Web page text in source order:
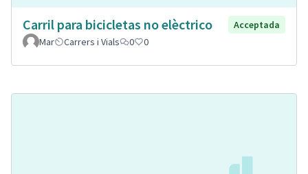
Carril para bicicletas no elèctrico
Acceptada
Mar
Carrers i Vials 0 0